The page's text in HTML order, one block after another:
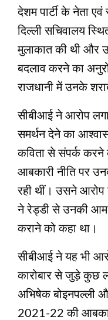
देशम पार्टी के नेता
दिल्ली सचिवालय
मुलाकात की थी और
बदलाव करने का
राजधानी में उनके
सीबीआई ने आरोप
समर्थन देने का
कविता से संपर्क करने
आबकारी नीति पर
रही थीं। उसने आरोप
ने रेड्डी से उनकी आम
कराने को कहा था।
सीबीआई ने यह भी
कारोबार से जुड़े कुछ
अभिषेक बोइनपल्ली
2021-22 की